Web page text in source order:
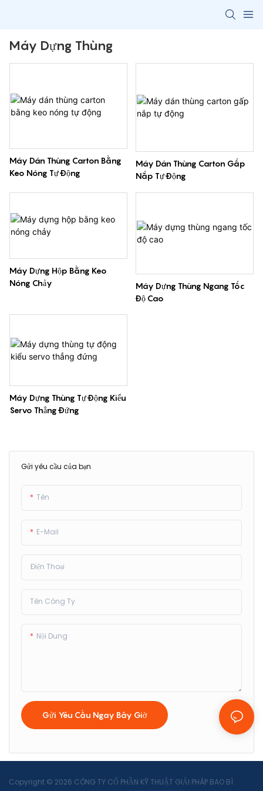
Máy Dựng Thùng
Gửi yêu cầu của bạn
Tên
E-Mail
Điện Thoại
Tên Công Ty
Nội Dung
Gửi Yêu Cầu Ngay Bây Giờ
Máy Dán Thùng Carton Bằng
Keo Nóng Tự Động
Máy Dán Thùng Carton Gấp
Nắp Tự Động
Máy Dựng Hộp Bằng Keo
Nóng Chảy
Máy Dựng Thùng Ngang Tốc
Độ Cao
Máy Dựng Thùng Tự Động Kiểu
Servo Thẳng Đứng
Copyright © 2026 CÔNG TY CỔ PHẦN KỸ THUẬT GIẢI PHÁP BAO BÌ